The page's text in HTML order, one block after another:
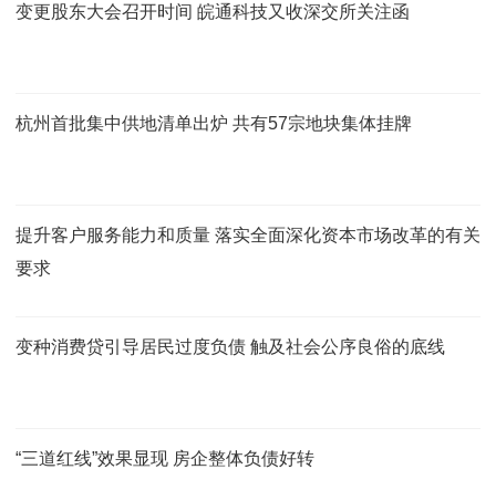
变更股东大会召开时间 皖通科技又收深交所关注函
杭州首批集中供地清单出炉 共有57宗地块集体挂牌
提升客户服务能力和质量 落实全面深化资本市场改革的有关
要求
变种消费贷引导居民过度负债 触及社会公序良俗的底线
“三道红线”效果显现 房企整体负债好转